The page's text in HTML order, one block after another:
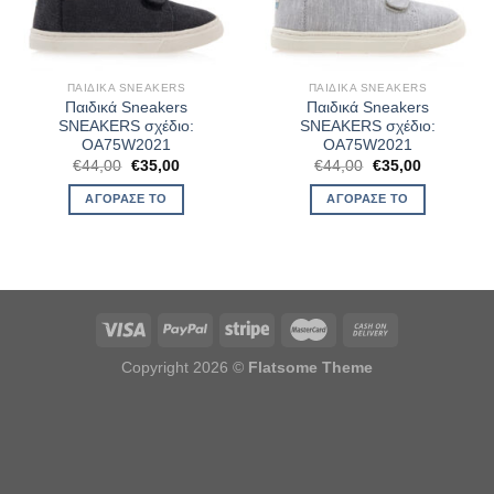
ΠΑΙΔΙΚΆ SNEAKERS
Παιδικά Sneakers
SNEAKERS σχέδιο:
OA75W2021
€44,00 Original
price
was:
€44,00.
€35,00Η
ΑΓΌΡΑΣΈ ΤΟ
ΠΑΙΔΙΚΆ SNEAKERS
Παιδικά Sneakers
SNEAKERS σχέδιο:
OA75W2021
€44,00 Original
price
was:
€44,00.
€35,00Η
ΑΓΌΡΑΣΈ ΤΟ
Copyright 2026 © Flatsome Theme